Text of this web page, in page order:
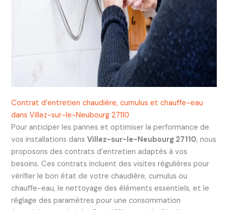
Contrat d’entretien chaudière, cumulus et chauffe-eau
dans Villez-sur-le-Neubourg 27110
Pour anticiper les pannes et optimiser la performance de
vos installations dans Villez-sur-le-Neubourg 27110, nous
proposons des contrats d’entretien adaptés à vos
besoins. Ces contrats incluent des visites régulières pour
vérifier le bon état de votre chaudière, cumulus ou
chauffe-eau, le nettoyage des éléments essentiels, et le
réglage des paramètres pour une consommation